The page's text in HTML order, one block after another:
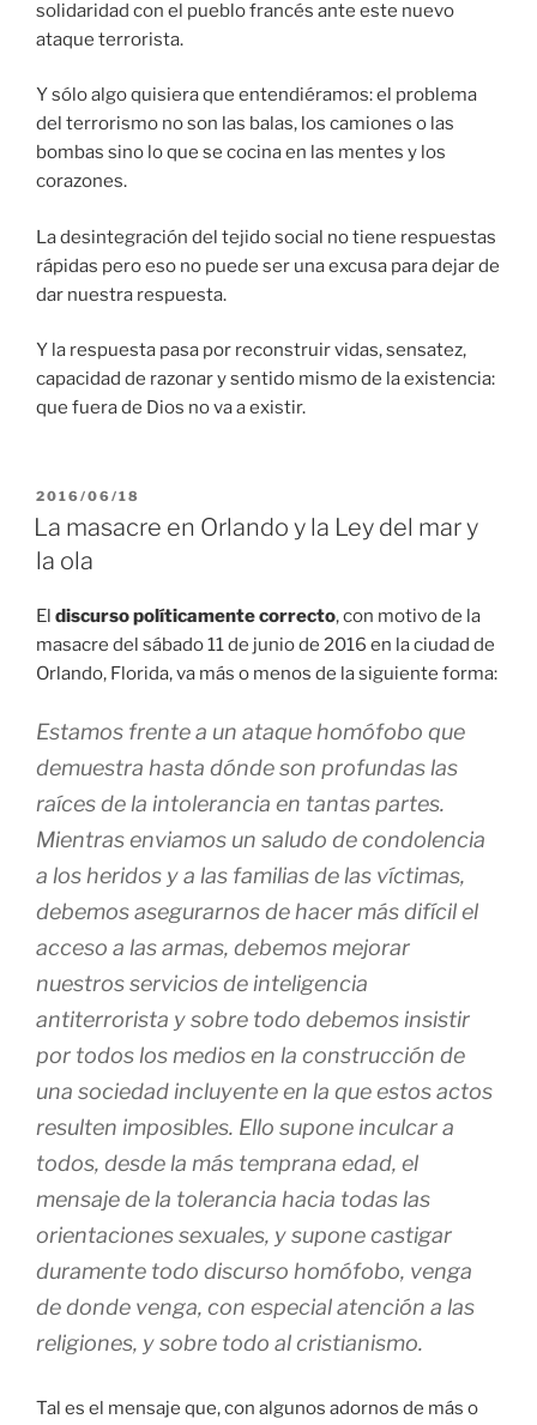
solidaridad con el pueblo francés ante este nuevo
ataque terrorista.
Y sólo algo quisiera que entendiéramos: el problema
del terrorismo no son las balas, los camiones o las
bombas sino lo que se cocina en las mentes y los
corazones.
La desintegración del tejido social no tiene respuestas
rápidas pero eso no puede ser una excusa para dejar de
dar nuestra respuesta.
Y la respuesta pasa por reconstruir vidas, sensatez,
capacidad de razonar y sentido mismo de la existencia:
que fuera de Dios no va a existir.
PUBLICADO
EL
2016/06/18
La masacre en Orlando y la Ley del mar y
la ola
El discurso políticamente correcto, con motivo de la
masacre del sábado 11 de junio de 2016 en la ciudad de
Orlando, Florida, va más o menos de la siguiente forma:
Estamos frente a un ataque homófobo que
demuestra hasta dónde son profundas las
raíces de la intolerancia en tantas partes.
Mientras enviamos un saludo de condolencia
a los heridos y a las familias de las víctimas,
debemos asegurarnos de hacer más difícil el
acceso a las armas, debemos mejorar
nuestros servicios de inteligencia
antiterrorista y sobre todo debemos insistir
por todos los medios en la construcción de
una sociedad incluyente en la que estos actos
resulten imposibles. Ello supone inculcar a
todos, desde la más temprana edad, el
mensaje de la tolerancia hacia todas las
orientaciones sexuales, y supone castigar
duramente todo discurso homófobo, venga
de donde venga, con especial atención a las
religiones, y sobre todo al cristianismo.
Tal es el mensaje que, con algunos adornos de más o